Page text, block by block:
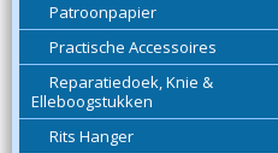
Patroonpapier
Practische Accessoires
Reparatiedoek, Knie &
Elleboogstukken
Rits Hanger